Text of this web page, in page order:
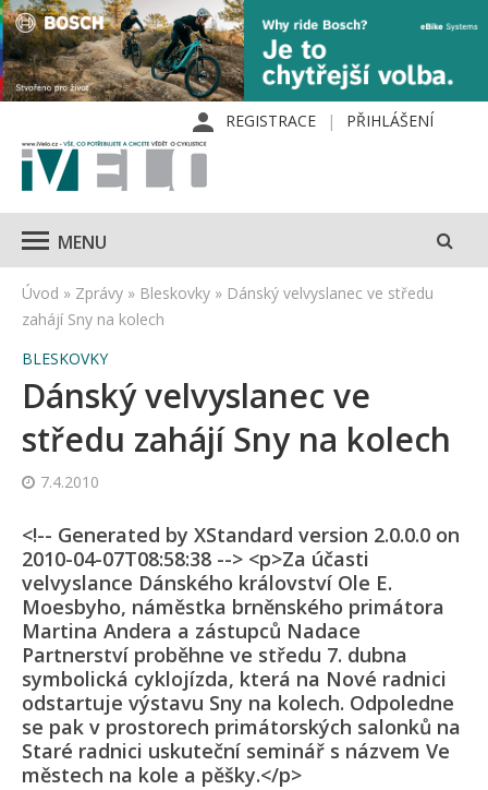
REGISTRACE PŘIHLÁŠENÍ
MENU
Úvod » Zprávy » Bleskovky » Dánský velvyslanec ve středu
zahájí Sny na kolech
BLESKOVKY
Dánský velvyslanec ve
středu zahájí Sny na kolech
7.4.2010
<!-- Generated by XStandard version 2.0.0.0 on
2010-04-07T08:58:38 --> <p>Za účasti
velvyslance Dánského království Ole E.
Moesbyho, náměstka brněnského primátora
Martina Andera a zástupců Nadace
Partnerství proběhne ve středu 7. dubna
symbolická cyklojízda, která na Nové radnici
odstartuje výstavu Sny na kolech. Odpoledne
se pak v prostorech primátorských salonků na
Staré radnici uskuteční seminář s názvem Ve
městech na kole a pěšky.</p>